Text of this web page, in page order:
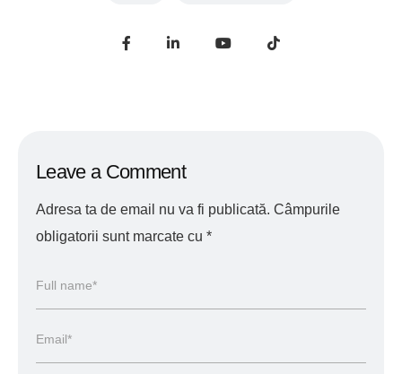
Leave a Comment
Adresa ta de email nu va fi publicată. Câmpurile
obligatorii sunt marcate cu *